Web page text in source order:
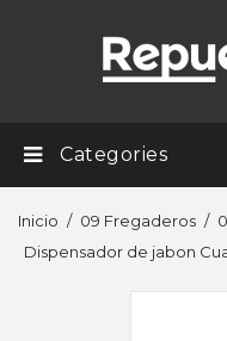
Categories
Inicio 09 Fregaderos
Dispensador de jabon